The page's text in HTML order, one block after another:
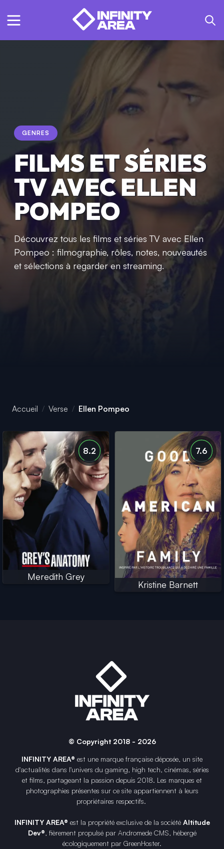
GENRES
FILMS ET SÉRIES
TV AVEC ELLEN
POMPEO
Découvrez tous les films et séries TV avec Ellen
Pompeo : filmographie, rôles, notes, nouveautés
et sélections à regarder en streaming.
Accueil Verse Ellen Pompeo
8.2
Meredith Grey
7.6
Kristine Barnett
© Copyright 2018 - 2026
INFINITY AREA® est une marque française déposée, un site
d'actualités dans l'univers du gaming, high tech, cinémas, séries
et films, partageant la passion depuis 2018. Les marques et
photographies présentes sur ce site appartiennent à leurs
propriétaires respectifs.
INFINITY AREA® est la propriété exclusive de la société Altitude
Dev®, fièrement propulsé par Andromede CMS, hébergé
écologiquement par GreenHoster.